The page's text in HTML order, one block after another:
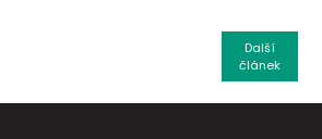
Další
článek